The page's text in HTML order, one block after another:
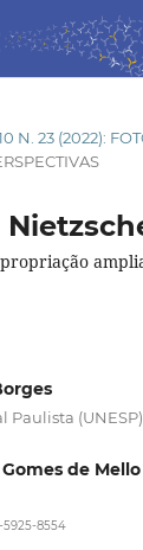
N. 23 (2022):
Paulista (UNESP)
de Mello
8554